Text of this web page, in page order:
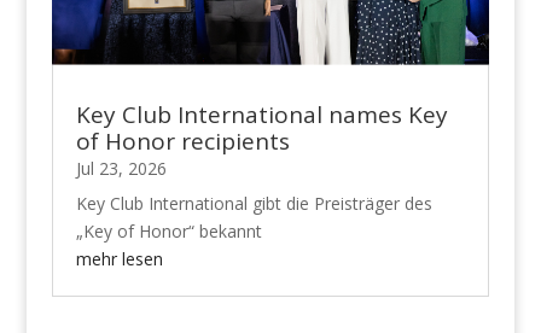
Key Club International names Key
of Honor recipients
Jul 23, 2026
Key Club International gibt die Preisträger des
„Key of Honor“ bekannt
mehr lesen